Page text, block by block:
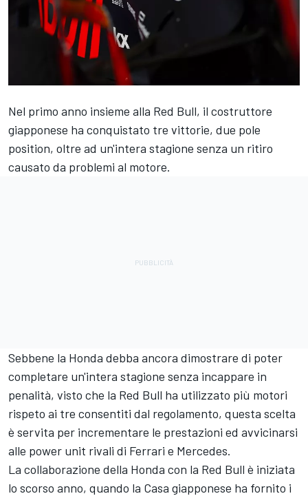
Nel primo anno insieme alla Red Bull, il costruttore
giapponese ha conquistato tre vittorie, due pole
position, oltre ad un'intera stagione senza un ritiro
causato da problemi al motore.
Sebbene la Honda debba ancora dimostrare di poter
completare un'intera stagione senza incappare in
penalità, visto che la Red Bull ha utilizzato più motori
rispeto ai tre consentiti dal regolamento, questa scelta
è servita per incrementare le prestazioni ed avvicinarsi
alle power unit rivali di Ferrari e Mercedes.
La collaborazione della Honda con la Red Bull è iniziata
lo scorso anno, quando la Casa giapponese ha fornito i